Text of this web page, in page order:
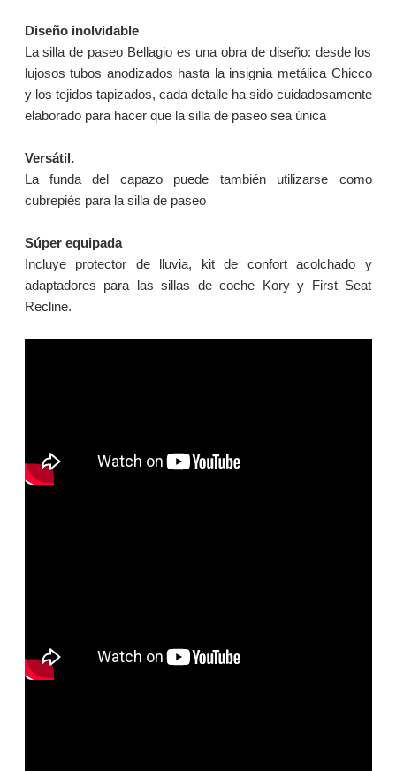
Diseño inolvidable
La silla de paseo Bellagio es una obra de diseño: desde los
lujosos tubos anodizados hasta la insignia metálica Chicco
y los tejidos tapizados, cada detalle ha sido cuidadosamente
elaborado para hacer que la silla de paseo sea única
Versátil.
La funda del capazo puede también utilizarse como
cubrepiés para la silla de paseo
Súper equipada
Incluye protector de lluvia, kit de confort acolchado y
adaptadores para las sillas de coche Kory y First Seat
Recline.